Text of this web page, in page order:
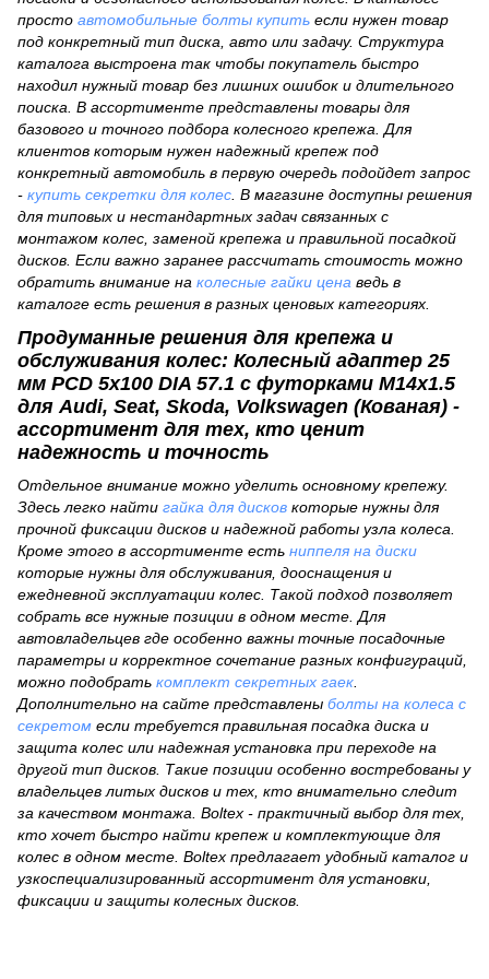
просто автомобильные болты купить если нужен товар
под конкретный тип диска, авто или задачу. Структура
каталога выстроена так чтобы покупатель быстро
находил нужный товар без лишних ошибок и длительного
поиска. В ассортименте представлены товары для
базового и точного подбора колесного крепежа. Для
клиентов которым нужен надежный крепеж под
конкретный автомобиль в первую очередь подойдет запрос
- купить секретки для колес . В магазине доступны решения
для типовых и нестандартных задач связанных с
монтажом колес, заменой крепежа и правильной посадкой
дисков. Если важно заранее рассчитать стоимость можно
обратить внимание на колесные гайки цена ведь в
каталоге есть решения в разных ценовых категориях.
Продуманные решения для крепежа и
обслуживания колес: Колесный адаптер 25
мм PCD 5x100 DIA 57.1 с футорками M14x1.5
для Audi, Seat, Skoda, Volkswagen (Кованая) -
ассортимент для тех, кто ценит
надежность и точность
Отдельное внимание можно уделить основному крепежу.
Здесь легко найти гайка для дисков которые нужны для
прочной фиксации дисков и надежной работы узла колеса.
Кроме этого в ассортименте есть ниппеля на диски
которые нужны для обслуживания, дооснащения и
ежедневной эксплуатации колес. Такой подход позволяет
собрать все нужные позиции в одном месте. Для
автовладельцев где особенно важны точные посадочные
параметры и корректное сочетание разных конфигураций,
можно подобрать комплект секретных гаек
Дополнительно на сайте представлены болты на колеса с
секретом если требуется правильная посадка диска и
защита колес или надежная установка при переходе на
другой тип дисков. Такие позиции особенно востребованы у
владельцев литых дисков и тех, кто внимательно следит
за качеством монтажа. Boltex - практичный выбор для тех,
кто хочет быстро найти крепеж и комплектующие для
колес в одном месте. Boltex предлагает удобный каталог и
узкоспециализированный ассортимент для установки,
фиксации и защиты колесных дисков.